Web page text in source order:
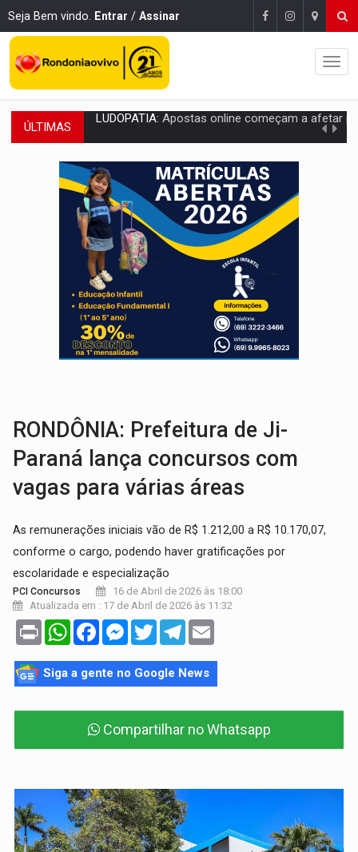
Seja Bem vindo. Entrar / Assinar
ÚLTIMAS REFLORESTAMENTO: Plantar árvores não será mais suficiente para
OVNIS NA LUA:Cientistas alertam para possível base secreta no satélite
ACABOU COM PEUGEOT:Incêndio destrói carro que era rebocado para oficina
VÍDEO: Ladrão é filmado furtando moto na frente do bar
BOLSAS DE PESQUISA: Iniciativa Amazônia+10 lança chamada para fortalecer
MATERIAL: Brasil tem grandes reservas de urânio, mas produz pouco e
VÍDEO: Serpente capturada na fábrica da Coca-Cola é
HOMENAGEM: Cientistas cassados pelo AI-5 se tornam pesquisadores
RONDÔNIA: Prefeitura de Ji-
Paraná lança concursos com
vagas para várias áreas
As remunerações iniciais vão de R$ 1.212,00 a R$ 10.170,07,
conforme o cargo, podendo haver gratificações por
escolaridade e especialização
PCI Concursos
16 de Abril de 2026 às 18:00
Atualizada em : 17 de Abril de 2026 às 11:32
Print WhatsAppFacebookMessenger
TwitterTelegram
Siga a gente no Google News
Compartilhar no Whatsapp